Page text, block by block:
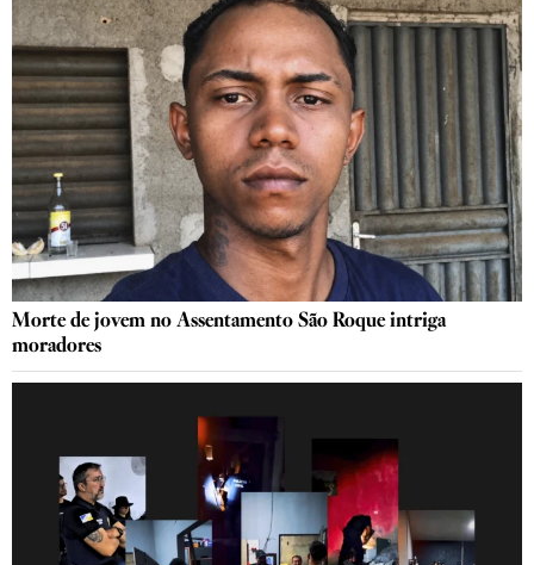
Morte de jovem no Assentamento São Roque intriga
moradores